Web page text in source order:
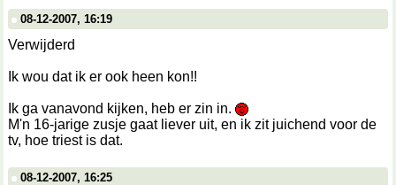
08-12-2007, 16:19
Verwijderd
Ik wou dat ik er ook heen kon!!
Ik ga vanavond kijken, heb er zin in.
M'n 16-jarige zusje gaat liever uit, en ik zit juichend voor de
tv, hoe triest is dat.
08-12-2007, 16:25